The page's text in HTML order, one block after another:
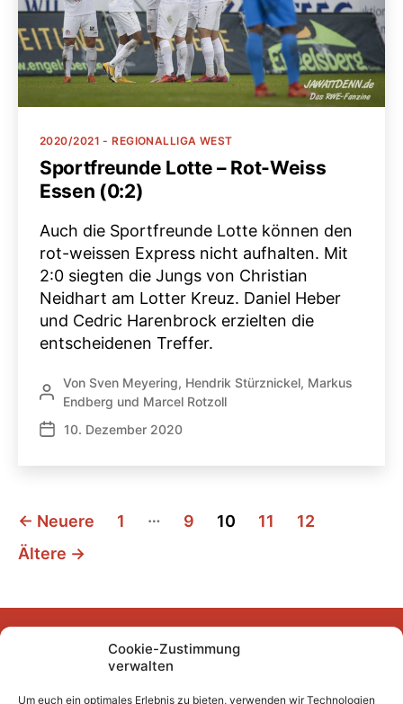
Cookie-Zustimmung
verwalten
Um euch ein optimales Erlebnis zu bieten, verwenden wir Technologien
Kategorien
2020/2021 - REGIONALLIGA WEST
Sportfreunde Lotte – Rot-Weiss
Essen (0:2)
Auch die Sportfreunde Lotte können den
rot-weissen Express nicht aufhalten. Mit
2:0 siegten die Jungs von Christian
Neidhart am Lotter Kreuz. Daniel Heber
und Cedric Harenbrock erzielten die
entscheidenen Treffer.
Beitragsautor
Von Sven Meyering, Hendrik Stürznickel, Markus
Endberg und Marcel Rotzoll
Veröffentlichungsdatum
10. Dezember 2020
Seitennummerierung
der
← Neuere 1 … 9 10 11
12
Ältere →
FacebookInstagram
YouTubeMastodonBluesky